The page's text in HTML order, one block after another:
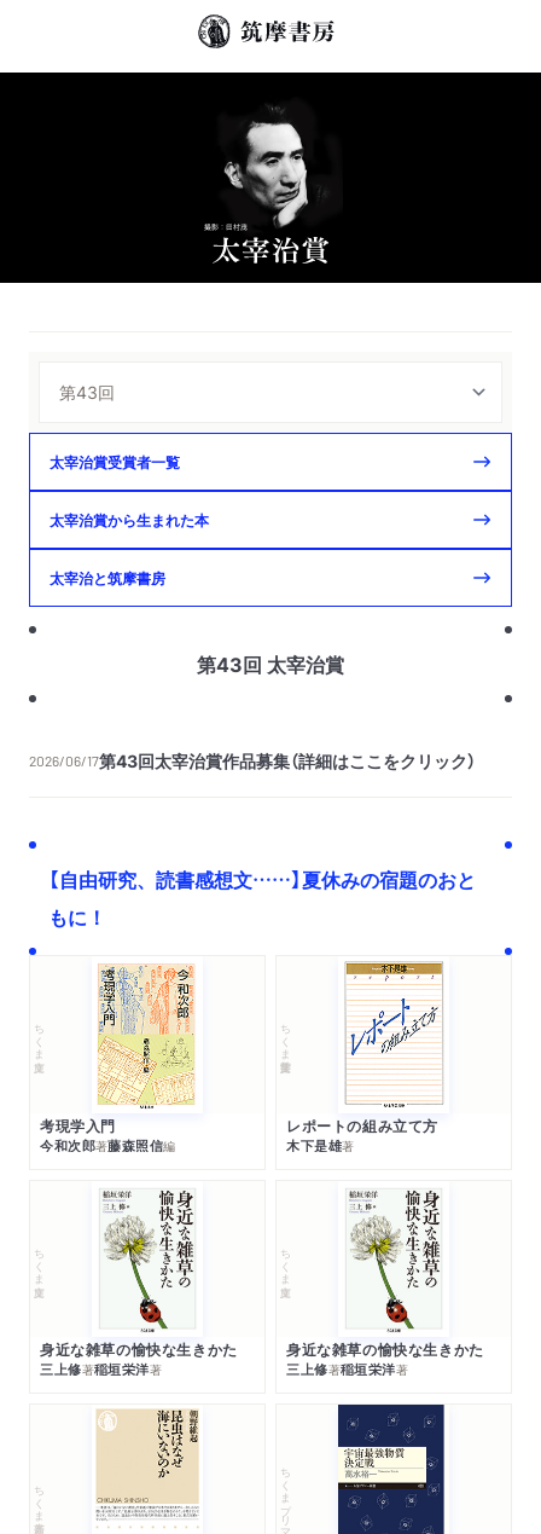
太宰治賞受賞者一覧
太宰治賞から生まれた本
太宰治と筑摩書房
第43回 太宰治賞
2026/06/17第43回太宰治賞作品募集（詳細はここをクリック）
【自由研究、読書感想文……】夏休みの宿題のおと
もに！
ちくま文庫
考現学入門
今和次郎著藤森照信編
ちくま学芸文庫
レポートの組み立て方
木下是雄著
ちくま文庫
身近な雑草の愉快な生きかた
三上修著稲垣栄洋著
ちくま文庫
身近な雑草の愉快な生きかた
三上修著稲垣栄洋著
ちくま新書 ちくまプリマー新書